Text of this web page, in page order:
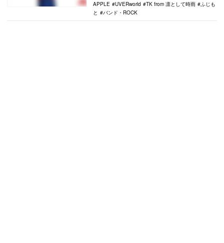
APPLE
UVERworld TK from 凛として時雨
ふじも
と
バンド・ROCK